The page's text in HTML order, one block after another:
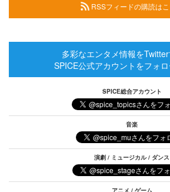
RSSフィードの購読はこ
多彩なエンタメ情報を
SPICE公式アカウントをフォロ
SPICE総合アカウント
音楽
演劇 / ミュージカル / ダンス
アニメ / ゲーム